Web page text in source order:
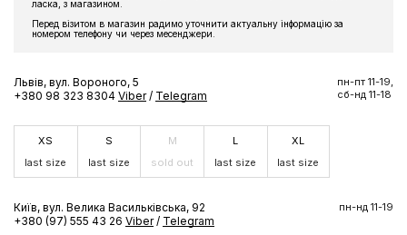
ласка, з магазином.
Перед візитом в магазин радимо уточнити актуальну інформацію за
номером телефону чи через месенджери.
Львів, вул. Вороного, 5
+380 98 323 8304 Viber / Telegram
пн-пт 11-19,
сб-нд 11-18
XS
last size
S
last size
M
sold out
L
last size
XL
last size
Київ, вул. Велика Васильківська, 92
+380 (97) 555 43 26 Viber / Telegram
пн-нд 11-19
Підпишіться на розсилку та отримайте доступ до знижки та
ексклюзивних пропозицій бренду
ПІДПИСАТИСЬ ЗАРАЗ